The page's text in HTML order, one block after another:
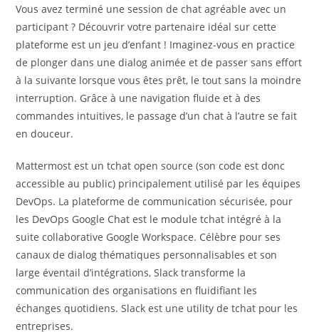
Vous avez terminé une session de chat agréable avec un
participant ? Découvrir votre partenaire idéal sur cette
plateforme est un jeu d’enfant ! Imaginez-vous en practice
de plonger dans une dialog animée et de passer sans effort
à la suivante lorsque vous êtes prêt, le tout sans la moindre
interruption. Grâce à une navigation fluide et à des
commandes intuitives, le passage d’un chat à l’autre se fait
en douceur.
Mattermost est un tchat open source (son code est donc
accessible au public) principalement utilisé par les équipes
DevOps. La plateforme de communication sécurisée, pour
les DevOps Google Chat est le module tchat intégré à la
suite collaborative Google Workspace. Célèbre pour ses
canaux de dialog thématiques personnalisables et son
large éventail d’intégrations, Slack transforme la
communication des organisations en fluidifiant les
échanges quotidiens. Slack est une utility de tchat pour les
entreprises.